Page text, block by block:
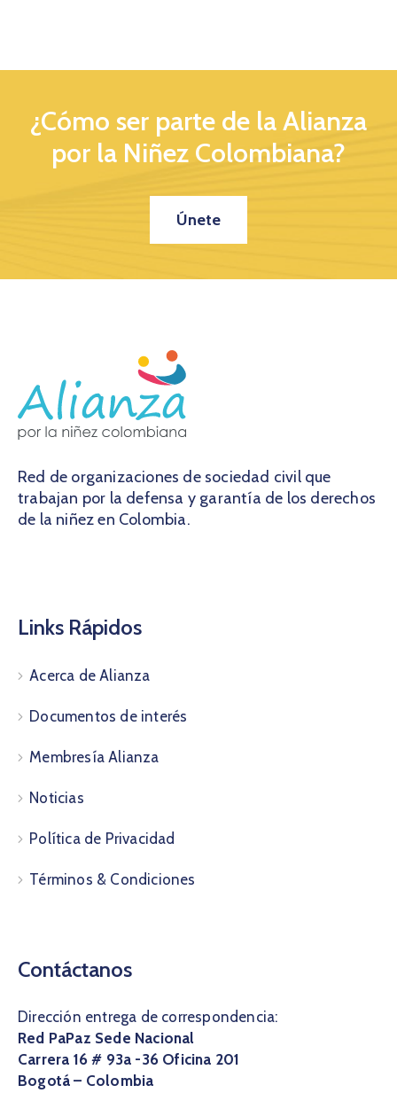
¿Cómo ser parte de la Alianza
por la Niñez Colombiana?
Únete
Red de organizaciones de sociedad civil que
trabajan por la defensa y garantía de los derechos
de la niñez en Colombia.
Links Rápidos
Acerca de Alianza
Documentos de interés
Membresía Alianza
Noticias
Política de Privacidad
Términos & Condiciones
Contáctanos
Dirección entrega de correspondencia:
Red PaPaz Sede Nacional
Carrera 16 # 93a -36 Oficina 201
Bogotá – Colombia